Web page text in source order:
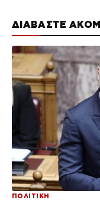
ΔΙΑΒΑΣΤΕ
ΠΟΛΙΤΙΚΗ